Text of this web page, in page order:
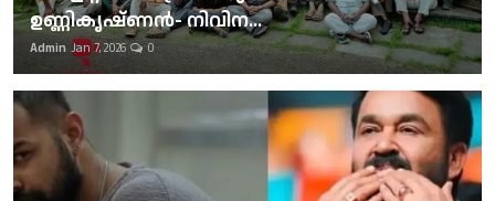
ഉണ്ണികൃഷ്ണന്‍- നിവിന...
Admin Jan 7, 2026 0